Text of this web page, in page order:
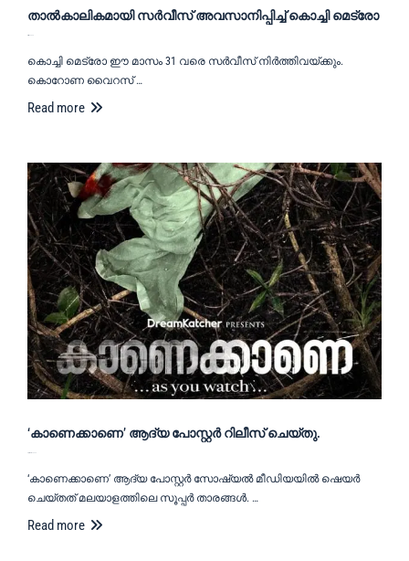
താൽകാലികമായി സർവീസ് അവസാനിപ്പിച്ച് കൊച്ചി മെട്രോ
കൊച്ചി മെട്രോ ഈ മാസം 31 വരെ സർവീസ് നിർത്തിവയ്ക്കും.
കൊറോണ വൈറസ് …
Read more
‘കാണെക്കാണെ’ ആദ്യ പോസ്റ്റർ റിലീസ് ചെയ്തു.
‘കാണെക്കാണെ’ ആദ്യ പോസ്റ്റർ സോഷ്യൽ മീഡിയയിൽ ഷെയർ
ചെയ്തത് മലയാളത്തിലെ സൂപ്പർ താരങ്ങൾ. …
Read more